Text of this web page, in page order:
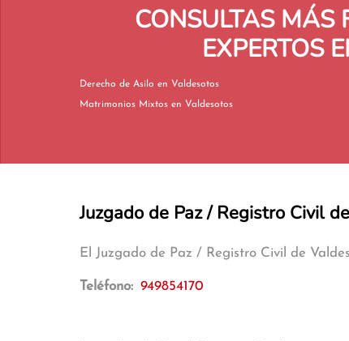
CONSULTAS MÁS
EXPERTOS
Derecho de Asilo en Valdesotos
Matrimonios Mixtos en Valdesotos
Juzgado de Paz / Registro Civil
El Juzgado de Paz / Registro Civil de
Teléfono: 949854170